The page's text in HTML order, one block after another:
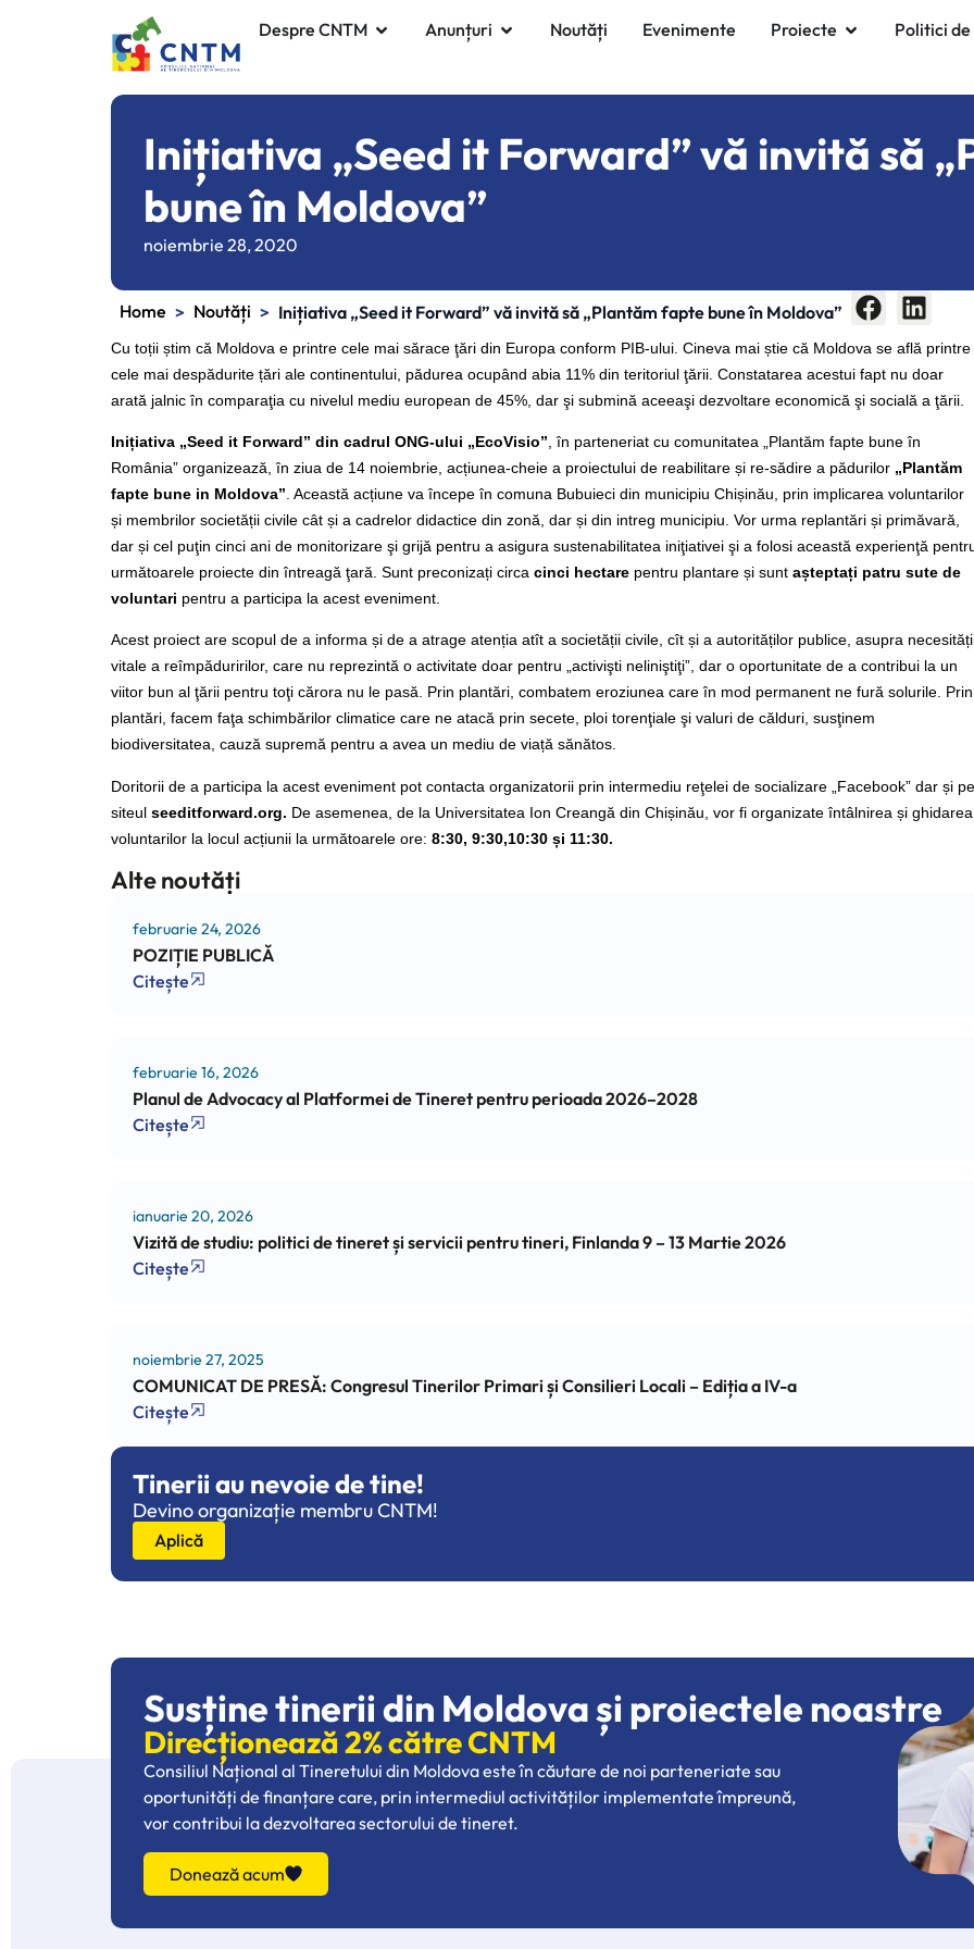
Despre CNTM Anunțuri Noutăți Evenimente Proiecte Politici
Inițiativa „Seed it Forward” vă invită să
bune în Moldova”
noiembrie 28, 2020
Home > Noutăți > Inițiativa „Seed it Forward” vă invită să „Plantăm fapte bune în Moldova”
Cu toții știm că Moldova e printre cele mai sărace ţări din Europa conform PIB-ului. Cineva mai știe că Moldova se află printre
cele mai despădurite țări ale continentului, pădurea ocupând abia 11% din teritoriul ţării. Constatarea acestui fapt nu doar
arată jalnic în comparaţia cu nivelul mediu european de 45%, dar şi submină aceeaşi dezvoltare economică şi socială a ţării.
Inițiativa „Seed it Forward” din cadrul ONG-ului „EcoVisio” , în parteneriat cu comunitatea „Plantăm fapte bune în
România” organizează, în ziua de 14 noiembrie, acțiunea-cheie a proiectului de reabilitare și re-sădire a pădurilor „Plantăm
fapte bune in Moldova” . Această acțiune va începe în comuna Bubuieci din municipiu Chișinău, prin implicarea voluntarilor
și membrilor societății civile cât și a cadrelor didactice din zonă, dar și din intreg municipiu. Vor urma replantări și primăvară,
dar și cel puţin cinci ani de monitorizare şi grijă pentru a asigura sustenabilitatea iniţiativei şi a folosi această experienţă
următoarele proiecte din întreagă ţară. Sunt preconizați circa cinci hectare pentru plantare și sunt așteptați patru sute de
voluntari pentru a participa la acest eveniment.
Acest proiect are scopul de a informa și de a atrage atenția atît a societății civile, cît și a autorităților publice, asupra
vitale a reîmpăduririlor, care nu reprezintă o activitate doar pentru „activişti neliniştiţi”, dar o oportunitate de a contribui la un
viitor bun al ţării pentru toţi cărora nu le pasă. Prin plantări, combatem eroziunea care în mod permanent ne fură solurile. Prin
plantări, facem faţa schimbărilor climatice care ne atacă prin secete, ploi torenţiale şi valuri de călduri, susţinem
biodiversitatea, cauză supremă pentru a avea un mediu de viață sănătos.
Doritorii de a participa la acest eveniment pot contacta organizatorii prin intermediu reţelei de socializare „Facebook” dar și pe
siteul seeditforward.org. De asemenea, de la Universitatea Ion Creangă din Chișinău, vor fi organizate întâlnirea și ghidarea
voluntarilor la locul acțiunii la următoarele ore: 8:30, 9:30,10:30 și 11:30.
Alte noutăți
februarie 24, 2026
POZIȚIE PUBLICĂ
Citește
februarie 16, 2026
Planul de Advocacy al Platformei de Tineret pentru perioada 2026–2028
Citește
ianuarie 20, 2026
Vizită de studiu: politici de tineret și servicii pentru tineri, Finlanda 9 – 13 Martie 2026
Citește
noiembrie 27, 2025
COMUNICAT DE PRESĂ: Congresul Tinerilor Primari și Consilieri Locali – Ediția a IV-a
Citește
Tinerii au nevoie de tine!
Devino organizație membru CNTM!
Aplică
Susține tinerii din Moldova și proiectele noastre
Direcționează 2% către CNTM
Consiliul Național al Tineretului din Moldova este în căutare de noi parteneriate sau
oportunități de finanțare care, prin intermediul activităților implementate împreună,
vor contribui la dezvoltarea sectorului de tineret.
Donează acum